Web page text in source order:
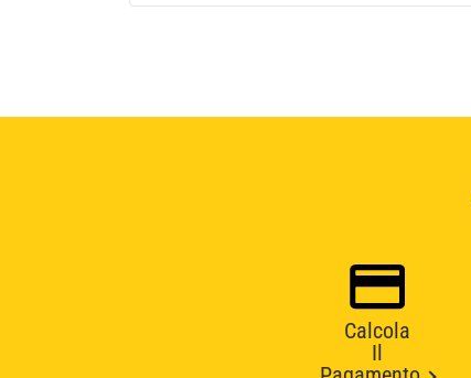
Calcola
Il